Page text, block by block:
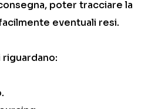
poter tracciare la
eventuali resi.